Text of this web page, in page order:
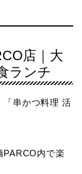
店｜大
ランチ
「串かつ料理 活
PARCO内で楽